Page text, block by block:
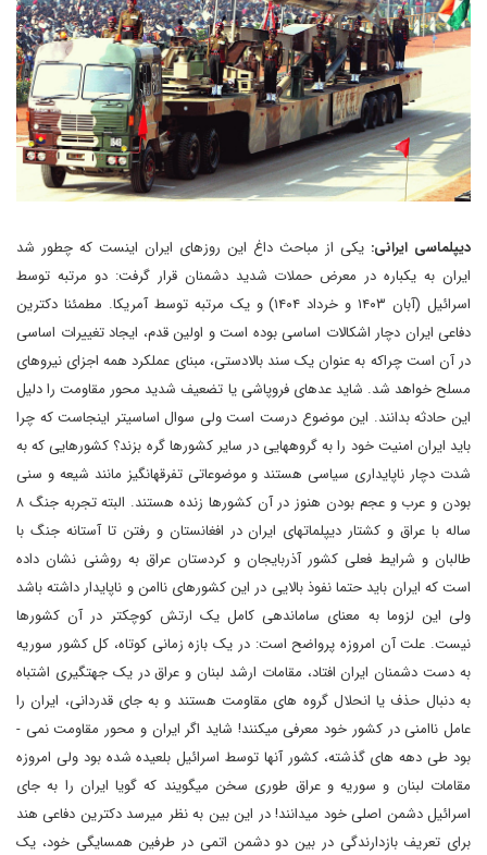
دیپلماسی ایرانی: یکی از مباحث داغ این روزهای ایران اینست که چطور شد
ایران به یکباره در معرض حملات شدید دشمنان قرار گرفت: دو مرتبه توسط
اسرائیل (آبان ۱۴۰۳ و خرداد ۱۴۰۴) و یک مرتبه توسط آمریکا. مطمئنا دکترین
دفاعی ایران دچار اشکالات اساسی بوده است و اولین قدم، ایجاد تغییرات اساسی
در آن است چراکه به عنوان یک سند بالادستی، مبنای عملکرد همه اجزای نیروهای
مسلح خواهد شد. شاید عده­ای فروپاشی یا تضعیف شدید محور مقاومت را دلیل
این حادثه بدانند. این موضوع درست است ولی سوال اساسی­تر اینجاست که چرا
باید ایران امنیت خود را به گروه­هایی در سایر کشورها گره بزند؟ کشورهایی که به
شدت دچار ناپایداری سیاسی هستند و موضوعاتی تفرقه­انگیز مانند شیعه و سنی
بودن و عرب و عجم بودن هنوز در آن کشورها زنده هستند. البته تجربه جنگ ۸
ساله با عراق و کشتار دیپلماتهای ایران در افغانستان و رفتن تا آستانه جنگ با
طالبان و شرایط فعلی کشور آذربایجان و کردستان عراق به روشنی نشان داده
است که ایران باید حتما نفوذ بالایی در این کشورهای ناامن و ناپایدار داشته باشد
ولی این لزوما به معنای ساماندهی کامل یک ارتش کوچکتر در آن کشورها
نیست. علت آن امروزه پرواضح است: در یک بازه زمانی کوتاه، کل کشور سوریه
به دست دشمنان ایران افتاد، مقامات ارشد لبنان و عراق در یک جهت­گیری اشتباه
به دنبال حذف یا انحلال گروه­ های مقاومت هستند و به جای قدردانی، ایران را
عامل ناامنی در کشور خود معرفی می­کنند! شاید اگر ایران و محور مقاومت نمی ­
بود طی دهه ­های گذشته، کشور آنها توسط اسرائیل بلعیده شده بود ولی امروزه
مقامات لبنان و سوریه و عراق طوری سخن می­گویند که گویا ایران را به جای
اسرائیل دشمن اصلی خود می­دانند! در این بین به نظر می­رسد دکترین دفاعی هند
برای تعریف بازدارندگی در بین دو دشمن اتمی در طرفین همسایگی خود، یک